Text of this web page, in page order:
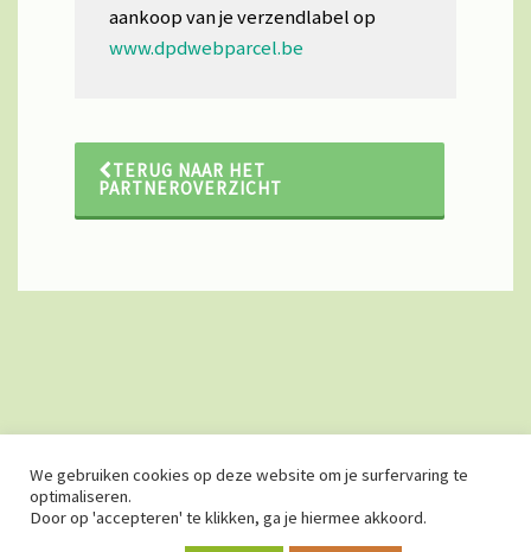
aankoop van je verzendlabel op
www.dpdwebparcel.be
TERUG NAAR HET
PARTNEROVERZICHT
We gebruiken cookies op deze website om je surfervaring te
optimaliseren.
Door op 'accepteren' te klikken, ga je hiermee akkoord.